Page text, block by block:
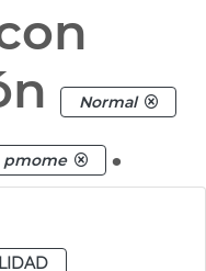
Normal
pmome .